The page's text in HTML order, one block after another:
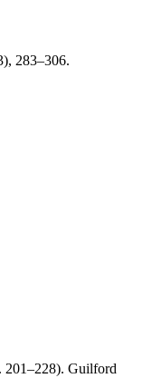
283–306.
201–228). Guilford